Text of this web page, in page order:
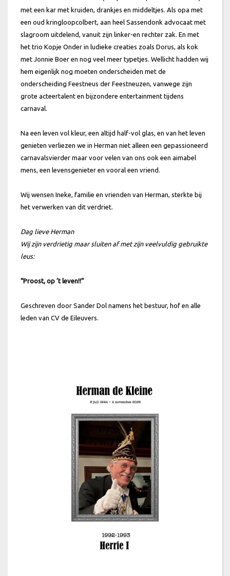
met een kar met kruiden, drankjes en middeltjes. Als opa met
een oud kringloopcolbert, aan heel Sassendonk advocaat met
slagroom uitdelend, vanuit zijn linker-en rechter zak. En met
het trio Kopje Onder in ludieke creaties zoals Dorus, als kok
met Jonnie Boer en nog veel meer typetjes. Wellicht hadden wij
hem eigenlijk nog moeten onderscheiden met de
onderscheiding Feestneus der Feestneuzen, vanwege zijn
grote acteertalent en bijzondere entertainment tijdens
carnaval.
Na een leven vol kleur, een altijd half-vol glas, en van het leven
genieten verliezen we in Herman niet alleen een gepassioneerd
carnavalsvierder maar voor velen van ons ook een aimabel
mens, een levensgenieter en vooral een vriend.
Wij wensen Ineke, familie en vrienden van Herman, sterkte bij
het verwerken van dit verdriet.
Dag lieve Herman
Wij zijn verdrietig maar sluiten af met zijn veelvuldig gebruikte
leus:
“Proost, op ’t leven!!”
Geschreven door Sander Dol namens het bestuur, hof en alle
leden van CV de Eileuvers.